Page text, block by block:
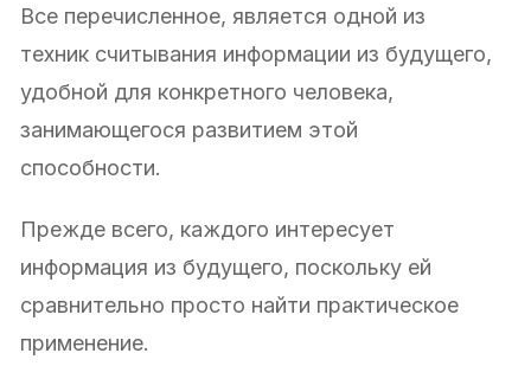
Все перечисленное, является одной из
техник считывания информации из будущего,
удобной для конкретного человека,
занимающегося развитием этой
способности.
Прежде всего, каждого интересует
информация из будущего, поскольку ей
сравнительно просто найти практическое
применение.